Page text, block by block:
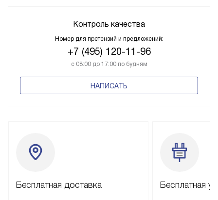
Контроль качества
Номер для претензий и предложений:
+7 (495) 120-11-96
с 08:00 до 17:00 по будням
НАПИСАТЬ
Бесплатная доставка Бесплатная